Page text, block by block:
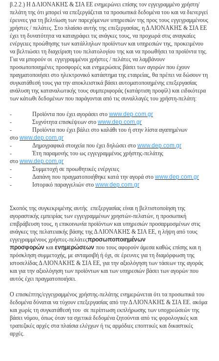
β.2.2.) Η Δ ΛΙΟΝΑΚΗΣ & ΣΙΑ ΕΕ ενημερώνει επίσης τον εγγεγραμμένο χρήστη/
πελάτη της ότι μπορεί να επεξεργάζεται τα προσωπικά δεδομένα του και να διενεργεί
έρευνες για τη βελτίωση των παρεχόμενων υπηρεσιών της προς τους εγγεγραμμένους
χρήστες / πελάτες. Στο πλαίσιο αυτής της επεξεργασίας, η Δ ΛΙΟΝΑΚΗΣ & ΣΙΑ ΕΕ
έχει τη δυνατότητα να καταγράφει τις ανάγκες τους, να προχωρά στις αναγκαίες
ενέργειες προώθησης των κατάλληλων προϊόντων και υπηρεσιών της, προκειμένου
να βελτιώσει τη διαχείριση του πελατολογίου της και να προωθήσει τα προϊόντα της.
Για να μπορούν οι εγγεγραμμένοι χρήστες / πελάτες να λαμβάνουν
προσωποποιημένες προσφορές και ενημερώσεις βάσει των αγορών που έχουν
πραγματοποιήσει στο ηλεκτρονικό κατάστημα της εταιρείας, θα πρέπει να δώσουν τη
συγκατάθεσή τους για την αποκλειστικά βάσει αυτοματοποιημένης επεξεργασίας
ανάλυση της καταναλωτικής τους συμπεριφοράς (κατάρτιση προφίλ) και ειδικότερα
των κάτωθι δεδομένων που παράγονται από τις συναλλαγές του χρήστη-πελάτη:
- Προϊόντα που έχει αγοράσει στο www.dep.com.gr
-
Συχνότητα επισκέψεων στο www.dep.com.gr
-
Προϊόντα που έχει βάλει στο καλάθι του ή στην λίστα αγαπημένων
στο www.dep.com.gr
-
Δημογραφικά στοιχεία που έχει δηλώσει στο www.dep.com.gr
-
Έτη παραμονής του ως εγγεγραμμένος χρήστης-πελάτης
στο www.dep.com.gr
-
Συμμετοχή σε προωθητικές ενέργειες
-
Δαπάνη που πραγματοποιήθηκε κατά την αγορά στο www.dep.com.gr
-
Iστορικό παραγγελιών στο www.dep.com.gr
Σκοπός της συγκεκριμένης αυτής επεξεργασίας είναι η βελτιστοποίηση της
αγοραστικής εμπειρίας των εγγεγραμμένων χρηστών-πελατών, η προσωπική
επιβράβευση τους, η επικοινωνία προϊόντων και υπηρεσιών προσαρμοσμένων στις
ανάγκες της πελατειακής βάσης της Δ ΛΙΟΝΑΚΗΣ & ΣΙΑ ΕΕ, η λήψη από τους
εγγεγραμμένους χρήστες-πελάτεςπροσωποποιημένων
προσφορών και ενημερώσεων που τους αφορούν άμεσα καθώς επίσης και η
πρόσκληση συμμετοχής, με ανταμοιβή ή όχι, σε έρευνες για τη διαμόρφωση της
ιστοσελίδας Δ ΛΙΟΝΑΚΗΣ & ΣΙΑ ΕΕ, για την αξιολόγηση των τάσεων της αγοράς
και για την αξιολόγηση των προϊόντων και των υπηρεσιών βάσει των αγορών που
αυτός έχει πραγματοποιήσει.
O επισκέπτης/εγγεγραμμένος χρήστης-πελάτης ενημερώνεται ότι τα προσωπικά του
δεδομένα δύναται να τύχουν επεξεργασίας από την Δ ΛΙΟΝΑΚΗΣ & ΣΙΑ ΕΕ. ακόμα
και χωρίς τη συγκατάθεσή του σε περίπτωση εκπλήρωσης των υποχρεώσεών της
βάσει νόμου, όπως όταν τα σχετικά δεδομένα ζητούνται από τις φορολογικές και
τραπεζικές αρχές στα πλαίσια ελέγχων ή τις αρμόδιες εποπτικές και δικαστικές
αρχές.